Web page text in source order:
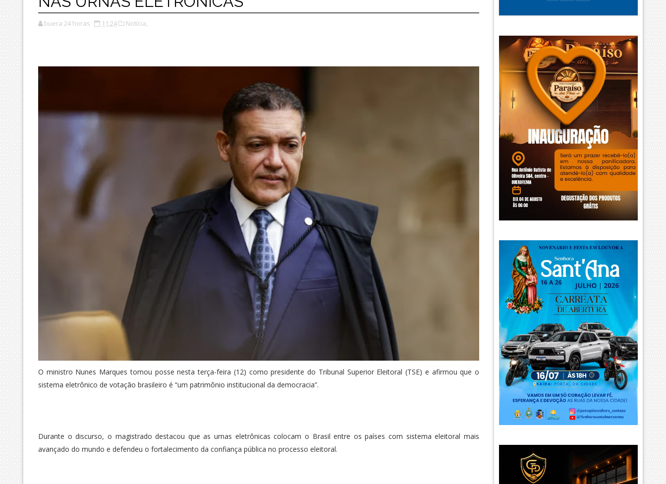
buera 24 horas 11:24 Notícia,
O ministro Nunes Marques tomou posse nesta terça-feira (12) como presidente do Tribunal Superior Eleitoral (TSE) e afirmou que o
sistema eletrônico de votação brasileiro é “um patrimônio institucional da democracia”.
Durante o discurso, o magistrado destacou que as urnas eletrônicas colocam o Brasil entre os países com sistema eleitoral mais
avançado do mundo e defendeu o fortalecimento da confiança pública no processo eleitoral.